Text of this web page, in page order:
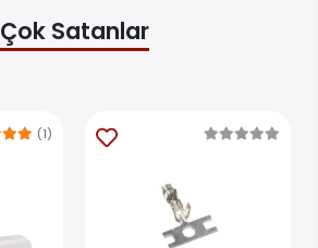
Çok Satanlar
(1)